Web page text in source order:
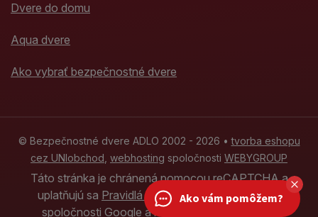
Dvere do domu
Aqua dvere
Ako vybrať bezpečnostné dvere
© Bezpečnostné dvere ADLO 2002 - 2026 •tvorba eshopu
cez UNIobchod webhosting spoločnosti WEBYGROUP
Táto stránka je chránená pomocou reCAPTCHA a
uplatňujú sa Pravidlá ochrany osobných údajov
spoločnosti Google a ich
Ako vám pomôžem?